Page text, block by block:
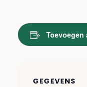
Toevoegen
GEGEVENS